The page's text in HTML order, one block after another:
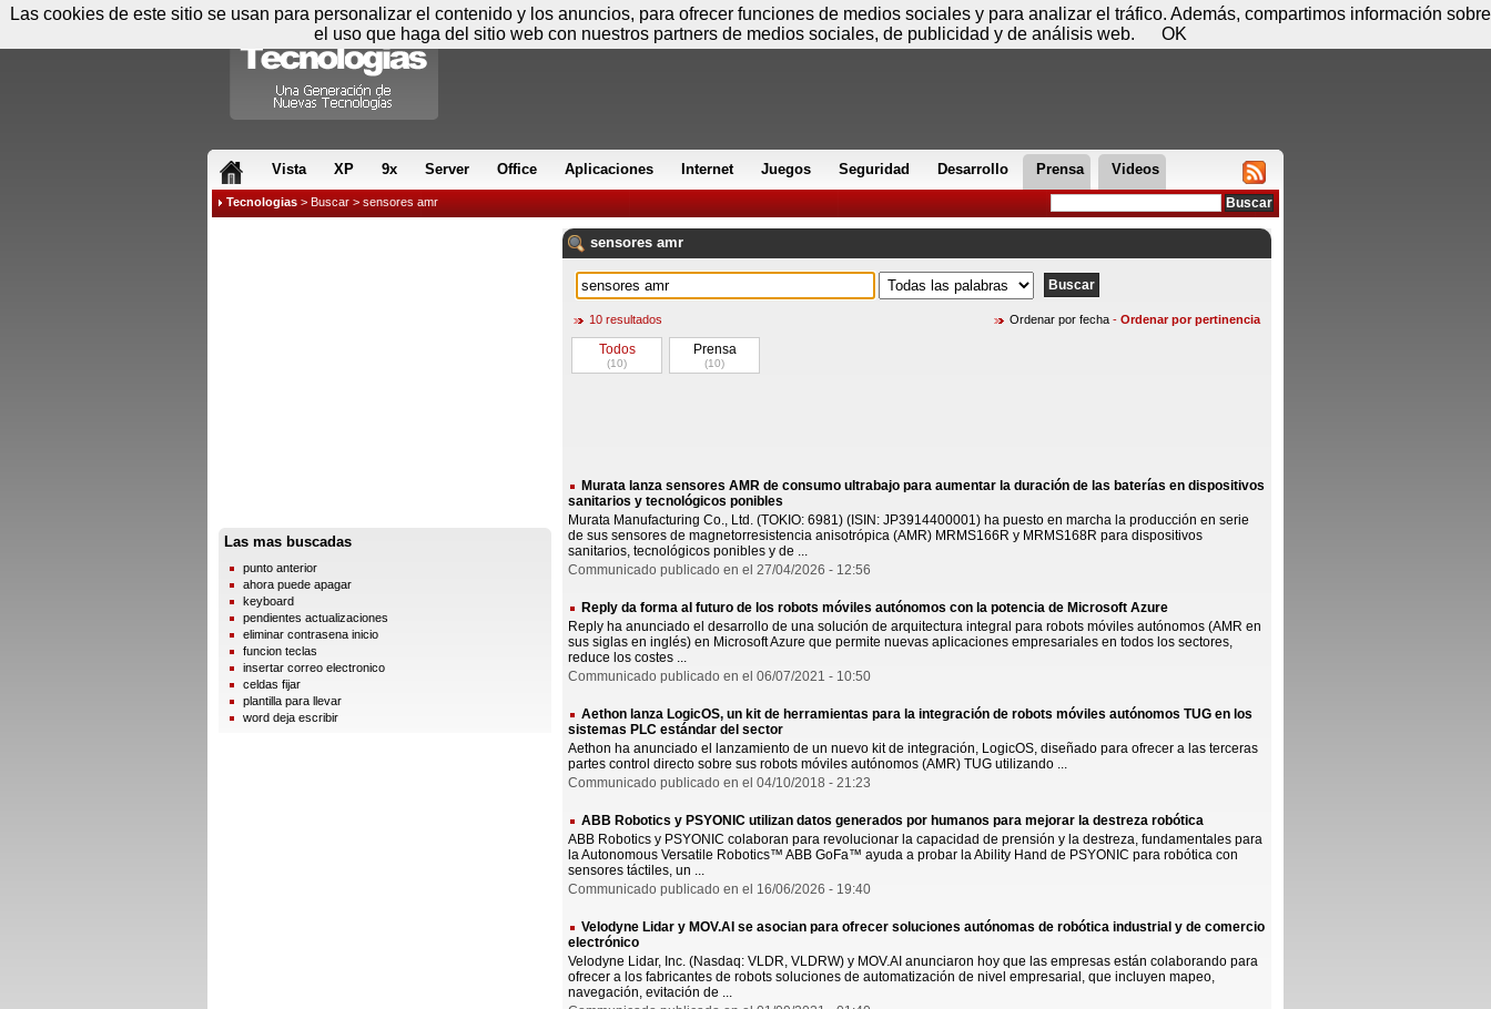
Vista XP 9x Server Office Aplicaciones Internet Juegos Seguridad Desarrollo Prensa Videos
Tecnologias > Buscar > sensores amr
Las mas buscadas
punto anterior
ahora puede apagar
keyboard
pendientes actualizaciones
eliminar contrasena inicio
funcion teclas
insertar correo electronico
celdas fijar
plantilla para llevar
word deja escribir
sensores amr
10 resultados Ordenar por fecha - Ordenar por pertinencia
Todos
(10)
Prensa
(10)
Murata lanza sensores AMR de consumo ultrabajo para aumentar la duración de las baterías en dispositivos
sanitarios y tecnológicos ponibles
Murata Manufacturing Co., Ltd. (TOKIO: 6981) (ISIN: JP3914400001) ha puesto en marcha la producción en serie
de sus sensores de magnetorresistencia anisotrópica (AMR) MRMS166R y MRMS168R para dispositivos
sanitarios, tecnológicos ponibles y de ...
Communicado publicado en el 27/04/2026 - 12:56
Reply da forma al futuro de los robots móviles autónomos con la potencia de Microsoft Azure
Reply ha anunciado el desarrollo de una solución de arquitectura integral para robots móviles autónomos (AMR en
sus siglas en inglés) en Microsoft Azure que permite nuevas aplicaciones empresariales en todos los sectores,
reduce los costes ...
Communicado publicado en el 06/07/2021 - 10:50
Aethon lanza LogicOS, un kit de herramientas para la integración de robots móviles autónomos TUG en los
sistemas PLC estándar del sector
Aethon ha anunciado el lanzamiento de un nuevo kit de integración, LogicOS, diseñado para ofrecer a las terceras
partes control directo sobre sus robots móviles autónomos (AMR) TUG utilizando ...
Communicado publicado en el 04/10/2018 - 21:23
ABB Robotics y PSYONIC utilizan datos generados por humanos para mejorar la destreza robótica
ABB Robotics y PSYONIC colaboran para revolucionar la capacidad de prensión y la destreza, fundamentales para
la Autonomous Versatile Robotics™ ABB GoFa™ ayuda a probar la Ability Hand de PSYONIC para robótica con
sensores táctiles, un ...
Communicado publicado en el 16/06/2026 - 19:40
Velodyne Lidar y MOV.AI se asocian para ofrecer soluciones autónomas de robótica industrial y de comercio
electrónico
Velodyne Lidar, Inc. (Nasdaq: VLDR, VLDRW) y MOV.AI anunciaron hoy que las empresas están colaborando para
ofrecer a los fabricantes de robots soluciones de automatización de nivel empresarial, que incluyen mapeo,
navegación, evitación de ...
Viernes 07 de agosto - 16:33 Registrar Conectar
Las cookies de este sitio se usan para personalizar el contenido y los anuncios, para ofrecer funciones de medios sociales y para analizar el tráfico. Además, compartimos información sobre
el uso que haga del sitio web con nuestros partners de medios sociales, de publicidad y de análisis web.
OK